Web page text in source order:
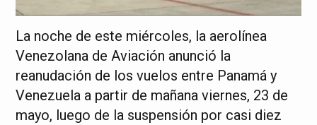
La noche de este miércoles, la aerolínea
Venezolana de Aviación anunció la
reanudación de los vuelos entre Panamá y
Venezuela a partir de mañana viernes, 23 de
mayo, luego de la suspensión por casi diez